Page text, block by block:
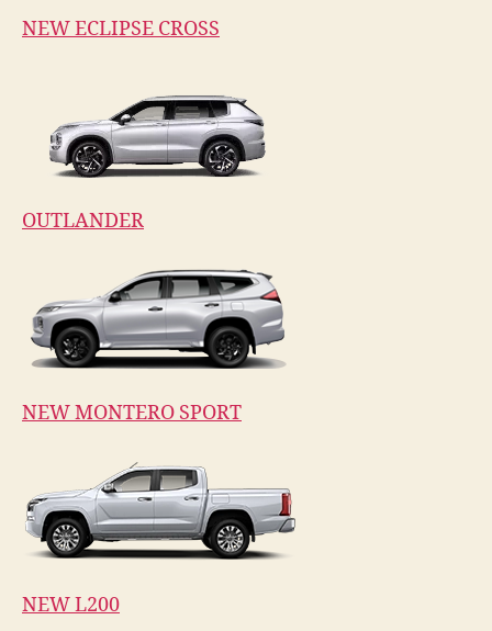
NEW ECLIPSE CROSS
OUTLANDER
NEW MONTERO SPORT
NEW L200